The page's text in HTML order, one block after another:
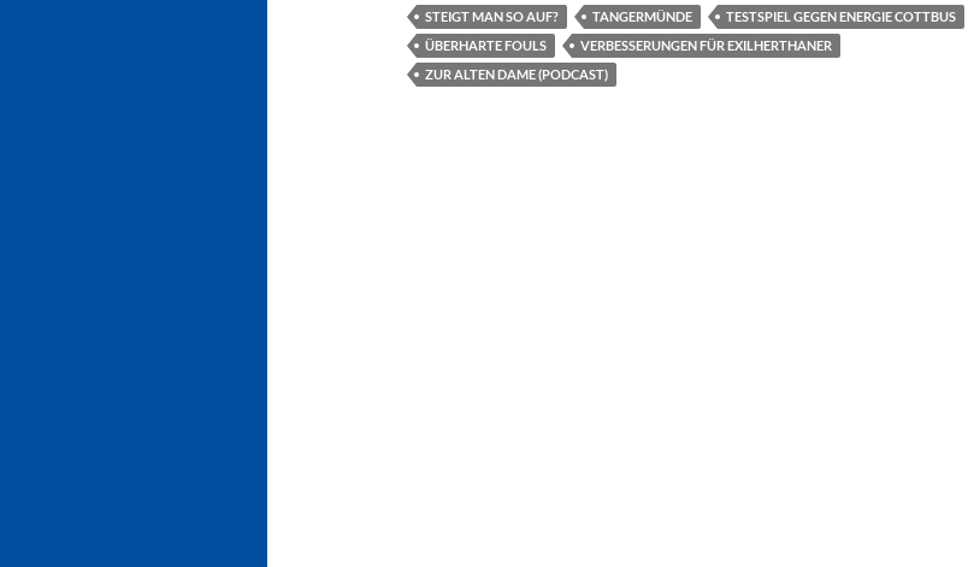
STEIGT MAN SO AUF?
TANGERMÜNDE
TESTSPIEL GEGEN ENERGIE COTTBUS
ÜBERHARTE FOULS
VERBESSERUNGEN FÜR EXILHERTHANER
ZUR ALTEN DAME (PODCAST)